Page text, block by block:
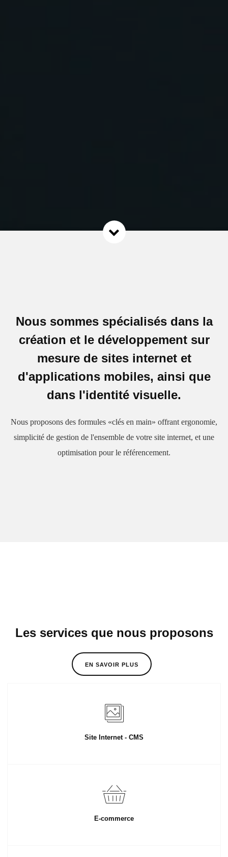
Nous sommes spécialisés dans la
création et le développement sur
mesure de sites internet et
d'applications mobiles, ainsi que
dans l'identité visuelle.
Nous proposons des formules «clés en main» offrant ergonomie,
simplicité de gestion de l'ensemble de votre site internet, et une
optimisation pour le référencement.
Les services que nous proposons
EN SAVOIR PLUS
Site Internet - CMS
E-commerce